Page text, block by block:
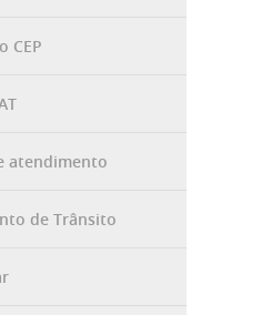
CEP
atendimento
de Trânsito